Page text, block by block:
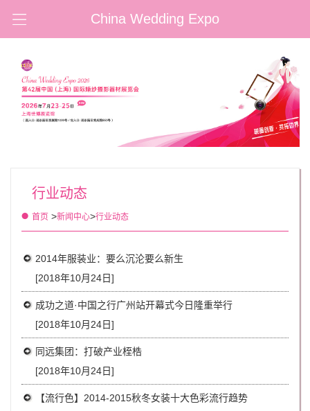
China Wedding Expo
行业动态
首页 >新闻中心>行业动态
2014年服装业：要么沉沦要么新生
[2018年10月24日]
成功之道·中国之行广州站开幕式今日隆重举行
[2018年10月24日]
同远集团：打破产业桎梏
[2018年10月24日]
【流行色】2014-2015秋冬女装十大色彩流行趋势